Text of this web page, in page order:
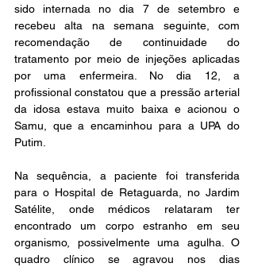
sido internada no dia 7 de setembro e
recebeu alta na semana seguinte, com
recomendação de continuidade do
tratamento por meio de injeções aplicadas
por uma enfermeira. No dia 12, a
profissional constatou que a pressão arterial
da idosa estava muito baixa e acionou o
Samu, que a encaminhou para a UPA do
Putim.
Na sequência, a paciente foi transferida
para o Hospital de Retaguarda, no Jardim
Satélite, onde médicos relataram ter
encontrado um corpo estranho em seu
organismo, possivelmente uma agulha. O
quadro clínico se agravou nos dias